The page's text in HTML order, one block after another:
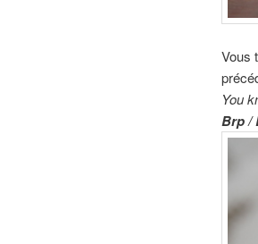
Vous
You
Brp /